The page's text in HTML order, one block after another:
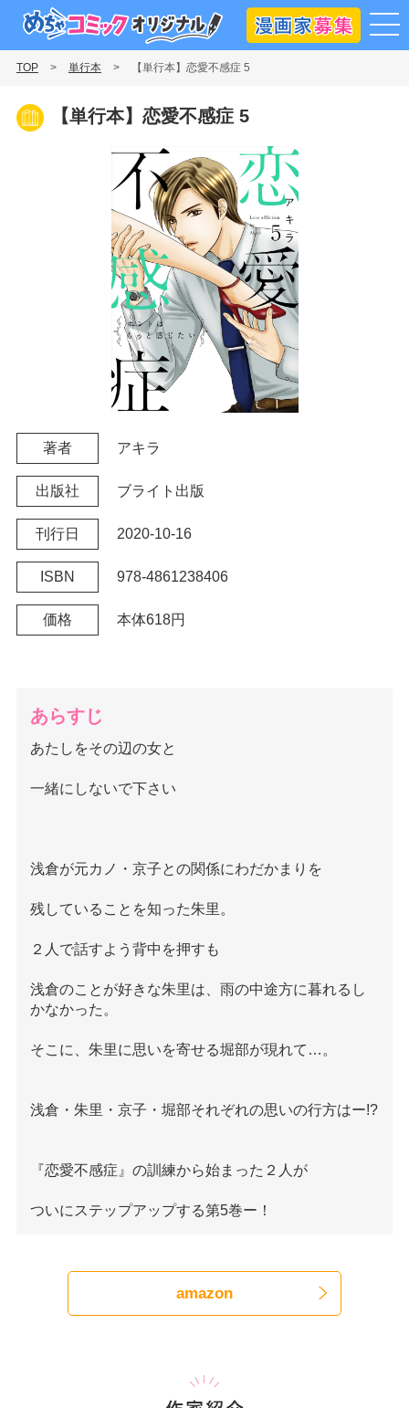
めちゃコミックオリジナル
TOP 単行本 【単行本】恋愛不感症 5
【単行本】恋愛不感症 5
著者 アキラ
出版社 ブライト出版
刊行日 2020-10-16
ISBN 978-4861238406
価格 本体618円
あらすじ
あたしをその辺の女と
一緒にしないで下さい
浅倉が元カノ・京子との関係にわだかまりを
残していることを知った朱里。
２人で話すよう背中を押すも
浅倉のことが好きな朱里は、雨の中途方に暮れるし
かなかった。
そこに、朱里に思いを寄せる堀部が現れて…。
浅倉・朱里・京子・堀部それぞれの思いの行方はー!?
『恋愛不感症』の訓練から始まった２人が
ついにステップアップする第5巻ー！
amazon